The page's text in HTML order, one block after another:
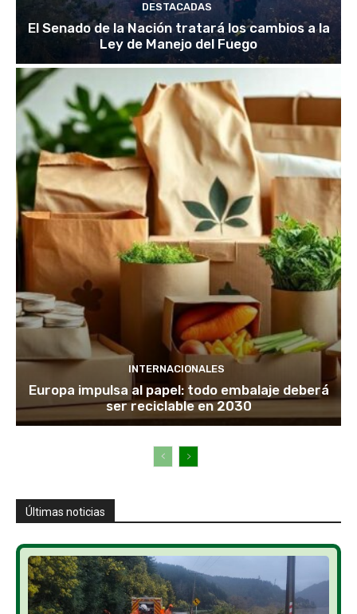
DESTACADAS
El Senado de la Nación tratará los cambios a la
Ley de Manejo del Fuego
INTERNACIONALES
Europa impulsa al papel: todo embalaje deberá
ser reciclable en 2030
Últimas noticias